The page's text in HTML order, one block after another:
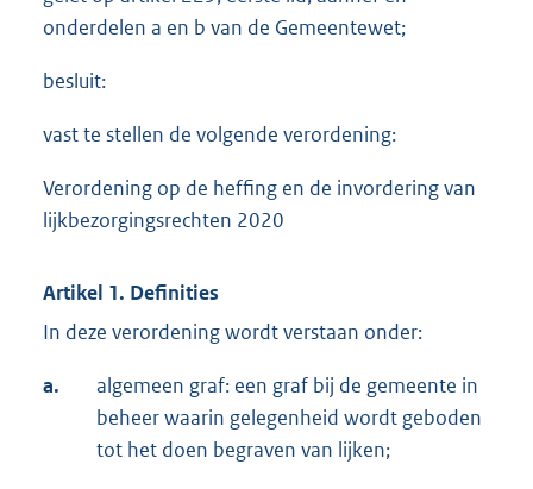
onderdelen a en b van de Gemeentewet;
besluit:
vast te stellen de volgende verordening:
Verordening op de heffing en de invordering van
lijkbezorgingsrechten 2020
Artikel 1. Definities
In deze verordening wordt verstaan onder:
a.
algemeen graf: een graf bij de gemeente in
beheer waarin gelegenheid wordt geboden
tot het doen begraven van lijken;